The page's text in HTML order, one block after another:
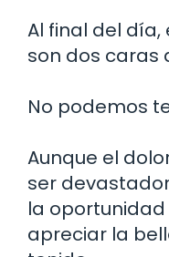
Al final del
son dos caras
No podemos
Aunque el
ser
la
apreciar la